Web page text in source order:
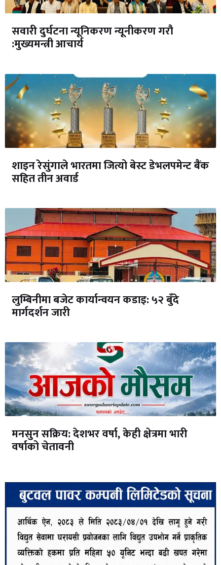
सवारी दुर्घटना न्यूनिकरण न्यूनीकरण गरौ
:मुख्यमन्त्री आचार्य
शाइन रेसुंगाले भारतमा जित्यो बेस्ट डेभलपमेन्ट बैंक
सहित तीन अवार्ड
लुम्बिनीमा बजेट कार्यान्वयन कडाइ: ५२ बुँदे
मार्गदर्शन जारी
मनसुन सक्रिय: देशभर वर्षा, केही क्षेत्रमा भारी
वर्षाको चेतावनी